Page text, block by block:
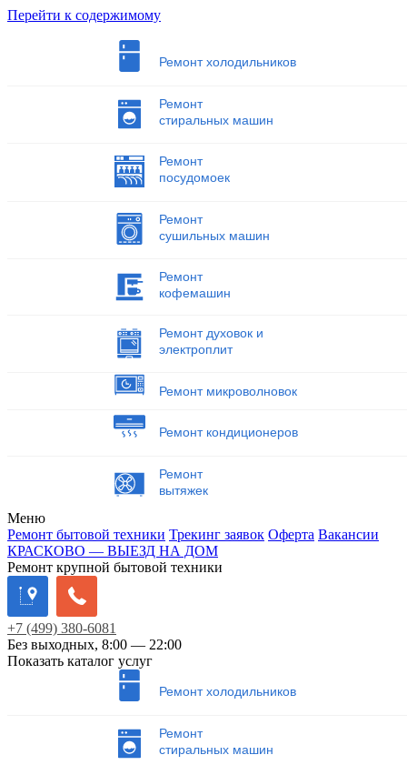
Перейти к содержимому
Ремонт холодильников
Ремонт
стиральных машин
Ремонт
посудомоек
Ремонт
сушильных машин
Ремонт
кофемашин
Ремонт духовок и
электроплит
Ремонт микроволновок
Ремонт кондиционеров
Ремонт
вытяжек
Меню
Ремонт бытовой техники Трекинг заявок Оферта Вакансии
КРАСКОВО — ВЫЕЗД НА ДОМ
Ремонт крупной бытовой техники
+7 (499) 380-6081
Без выходных, 8:00 — 22:00
Показать каталог услуг
Ремонт холодильников
Ремонт
стиральных машин